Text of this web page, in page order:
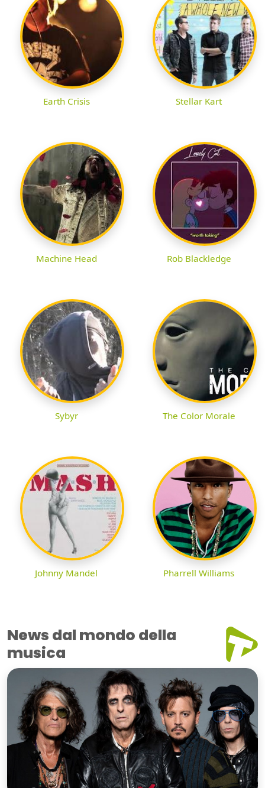
Earth Crisis Stellar Kart
Machine Head Rob Blackledge
Sybyr The Color Morale
Johnny Mandel Pharrell Williams
News dal mondo della
musica